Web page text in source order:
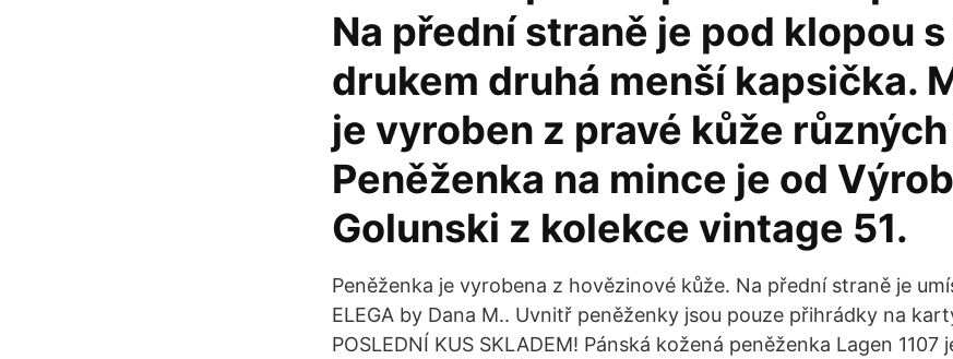
Na přední straně je pod klopou
drukem druhá menší kapsička.
je vyroben z pravé kůže
Peněženka na mince je od
Golunski z kolekce vintage 51.
Peněženka je vyrobena z hovězinové kůže. Na přední straně je
ELEGA by Dana M.. Uvnitř peněženky jsou pouze přihrádky na
POSLEDNÍ KUS SKLADEM! Pánská kožená peněženka Lagen